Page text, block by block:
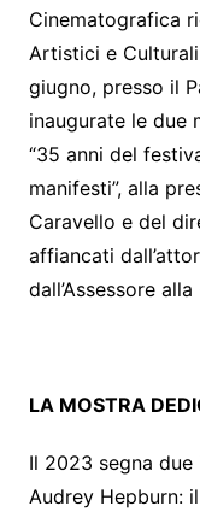
Cinematografica
Artistici e
giugno, presso il
inaugurate le due
“35 anni del
manifesti”, alla
Caravello e del
affiancati
dall’Assessore
LA MOSTRA
Il 2023 segna
Audrey Hepburn: